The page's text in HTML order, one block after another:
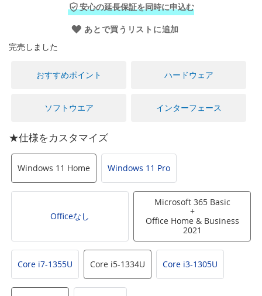
初
に
安心の延長保証を同時に申込む
あとで買うリストに追加
完売しました
おすすめポイント ハードウェア
ソフトウエア インターフェース
★仕様をカスタマイズ
Windows 11 Home Windows 11 Pro
Officeなし
Microsoft 365 Basic
+
Office Home & Business
2021
Core i7-1355U Core i5-1334U Core i3-1305U